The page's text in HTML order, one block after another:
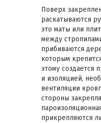
Поверх
раскатываются
это маты или
между
прибиваются
которым
этому создается
и изоляцией,
вентиляции
стороны
прикрепляются